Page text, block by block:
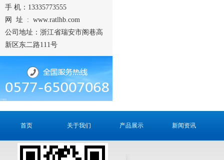
手 机：13335773555
网 址 : www.ratlhb.com
公司地址：浙江省瑞安市阁巷高
新区东二路111号
首页 关于我们 产品展示 新闻资讯